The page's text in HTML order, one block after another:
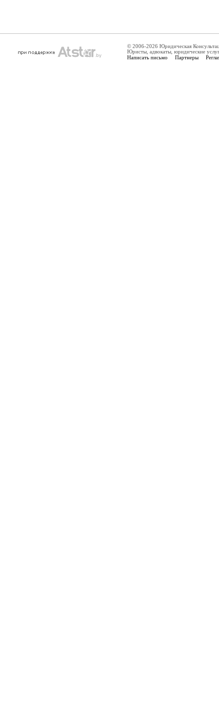
© 2006-2026 Юридическая
Юристы, адвокаты, юридические
Написать письмо Партнеры